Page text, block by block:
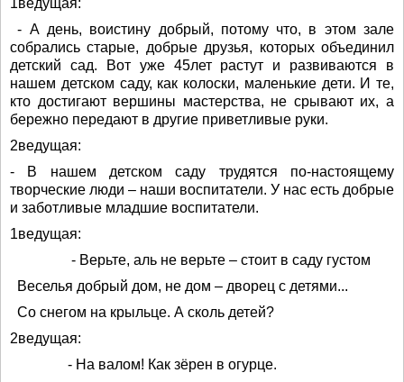
1ведущая:
- А день, воистину добрый, потому что, в этом зале
собрались старые, добрые друзья, которых объединил
детский сад. Вот уже 45лет растут и развиваются в
нашем детском саду, как колоски, маленькие дети. И те,
кто достигают вершины мастерства, не срывают их, а
бережно передают в другие приветливые руки.
2ведущая:
- В нашем детском саду трудятся по-настоящему
творческие люди – наши воспитатели. У нас есть добрые
и заботливые младшие воспитатели.
1ведущая:
- Верьте, аль не верьте – стоит в саду густом
Веселья добрый дом, не дом – дворец с детями...
Со снегом на крыльце. А сколь детей?
2ведущая:
- На валом! Как зёрен в огурце.